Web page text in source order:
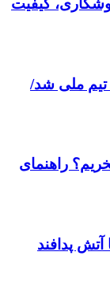
درآمد و سود با
قبل از جنگ